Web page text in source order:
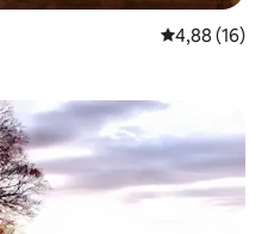
Prosječna
4,88 (16)